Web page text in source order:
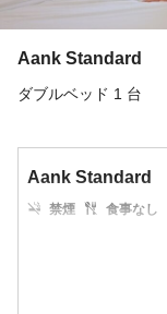
Aank Standard
ダブルベッド 1 台
Aank Standard
禁煙 食事なし